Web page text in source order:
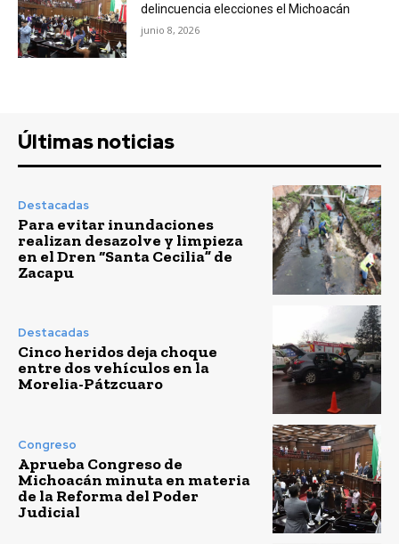
delincuencia elecciones el Michoacán
junio 8, 2026
Últimas noticias
Destacadas
Para evitar inundaciones
realizan desazolve y limpieza
en el Dren “Santa Cecilia” de
Zacapu
Destacadas
Cinco heridos deja choque
entre dos vehículos en la
Morelia-Pátzcuaro
Congreso
Aprueba Congreso de
Michoacán minuta en materia
de la Reforma del Poder
Judicial